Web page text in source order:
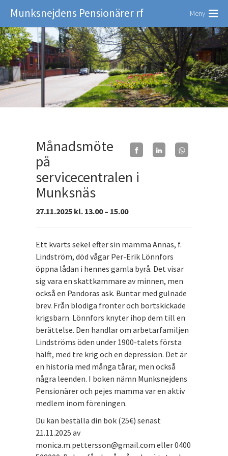
Munksnejdens Pensionärer rf Meny
Månadsmöte
på
servicecentralen i
Munksnäs
27.11.2025 kl. 13.00 – 15.00
Ett kvarts sekel efter sin mamma Annas, f.
Lindström, död vågar Per-Erik Lönnfors
öppna lådan i hennes gamla byrå. Det visar
sig vara en skattkammare av minnen, men
också en Pandoras ask. Buntar med gulnade
brev. Från blodiga fronter och bortskickade
krigsbarn. Lönnfors knyter ihop dem till en
berättelse. Den handlar om arbetarfamiljen
Lindströms öden under 1900-talets första
hälft, med tre krig och en depression. Det är
en historia med många tårar, men också
några leenden. I boken nämn Munksnejdens
Pensionärer och pejes mamma var en aktiv
medlem inom föreningen.
Du kan beställa din bok (25€) senast
21.11.2025 av
monica.m.pettersson@gmail.com eller 0400